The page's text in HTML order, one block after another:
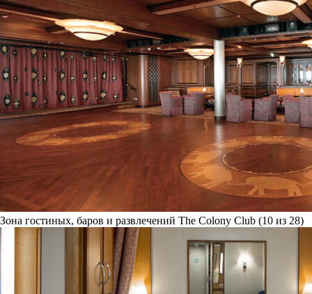
Зона гостиных, баров и развлечений The Colony Club (10 из 28)